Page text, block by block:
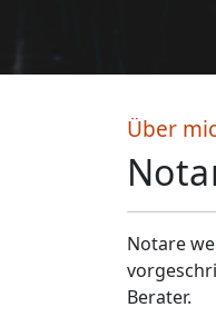
Über
Notare
Berater.